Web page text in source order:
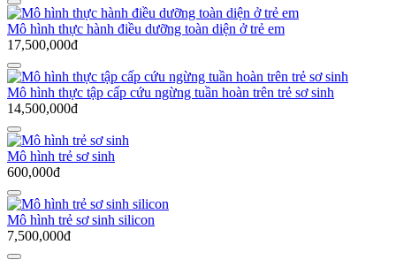
Mô hình thực hành điều dưỡng toàn diện ở trẻ em
17,500,000đ
Mô hình thực tập cấp cứu ngừng tuần hoàn trên trẻ sơ sinh
14,500,000đ
Mô hình trẻ sơ sinh
600,000đ
Mô hình trẻ sơ sinh silicon
7,500,000đ